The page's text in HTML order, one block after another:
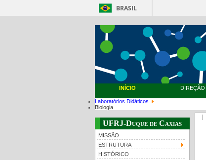
BRASIL
INÍCIO DIREÇÃO
Laboratórios Didáticos
Biologia
UFRJ-Duque de Caxias
MISSÃO
ESTRUTURA
HISTÓRICO